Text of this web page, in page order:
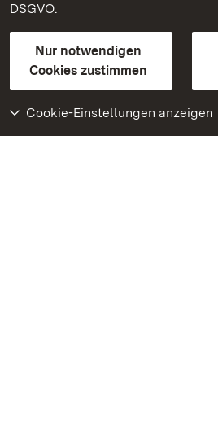
DSGVO.
Nur notwendigen
Cookies zustimmen
Cookie-Einstellungen anzeigen
Kontakt
GebärdenspracheLeichte Sprache
Erklärung zur Barrierefreiheit
BITV-konform (geprüfte Seiten)
Weiteres